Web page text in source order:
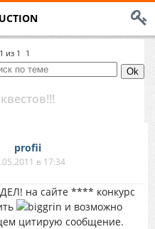
1 из 1 1
profii
в 17:34
на сайте **** конкурс
и возможно
цитирую сообщение.